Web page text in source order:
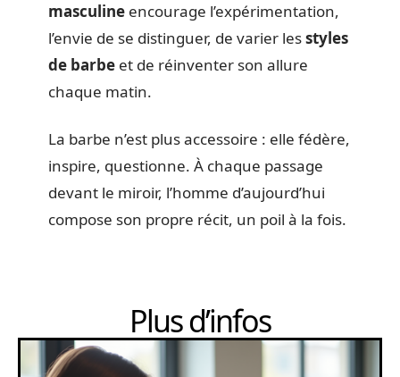
masculine encourage l’expérimentation,
l’envie de se distinguer, de varier lesstyles
de barbe et de réinventer son allure
chaque matin.
La barbe n’est plus accessoire : elle fédère,
inspire, questionne. À chaque passage
devant le miroir, l’homme d’aujourd’hui
compose son propre récit, un poil à la fois.
Plus d’infos